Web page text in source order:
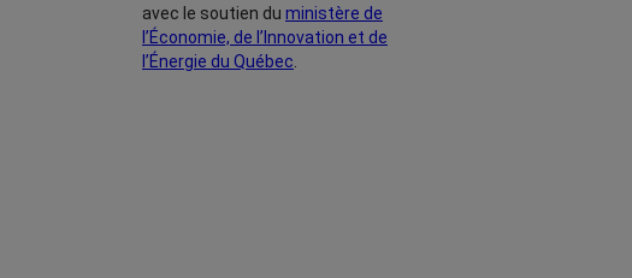
avec le soutien du ministère de
l’Économie, de l’Innovation et de
l’Énergie du Québec